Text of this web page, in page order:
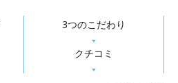
3つのこだわり
▼
クチコミ
▼